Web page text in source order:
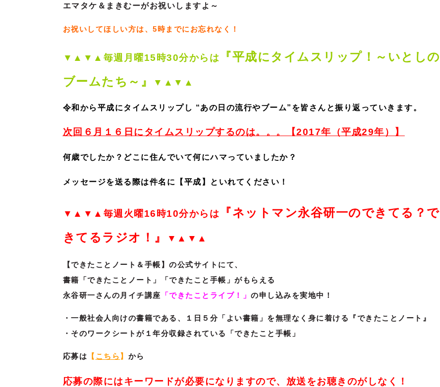
エマタケ＆まきむーがお祝いしますよ～
お祝いしてほしい方は、5時までにお忘れなく！
▼▲▼▲毎週月曜15時30分からは
『平成にタイムスリップ！～いとしの
ブームたち～』
▼▲▼▲
令和から平成にタイムスリップし “あの日の流行やブーム”を皆さんと振り返っていきます。
次回６月１６日にタイムスリップするのは。。。【2017年（平成29年）】
何歳でしたか？どこに住んでいて何にハマっていましたか？
メッセージを送る際は件名に【平成】といれてください！
▼▲▼▲毎週火曜16時10分からは
『ネットマン永谷研一のできてる？で
きてるラジオ！』
▼▲▼▲
【できたことノート＆手帳】の公式サイトにて、
書籍「できたことノート」「できたこと手帳」がもらえる
永谷研一さんの月イチ講座 「できたことライブ！」 の申し込みを実地中！
・一般社会人向けの書籍である、１日５分「よい書籍」を無理なく身に着ける『できたことノート』
・そのワークシートが１年分収録されている「できたこと手帳」
応募は 【 こちら 】 から
応募の際にはキーワードが必要になりますので、放送をお聴きのがしなく！